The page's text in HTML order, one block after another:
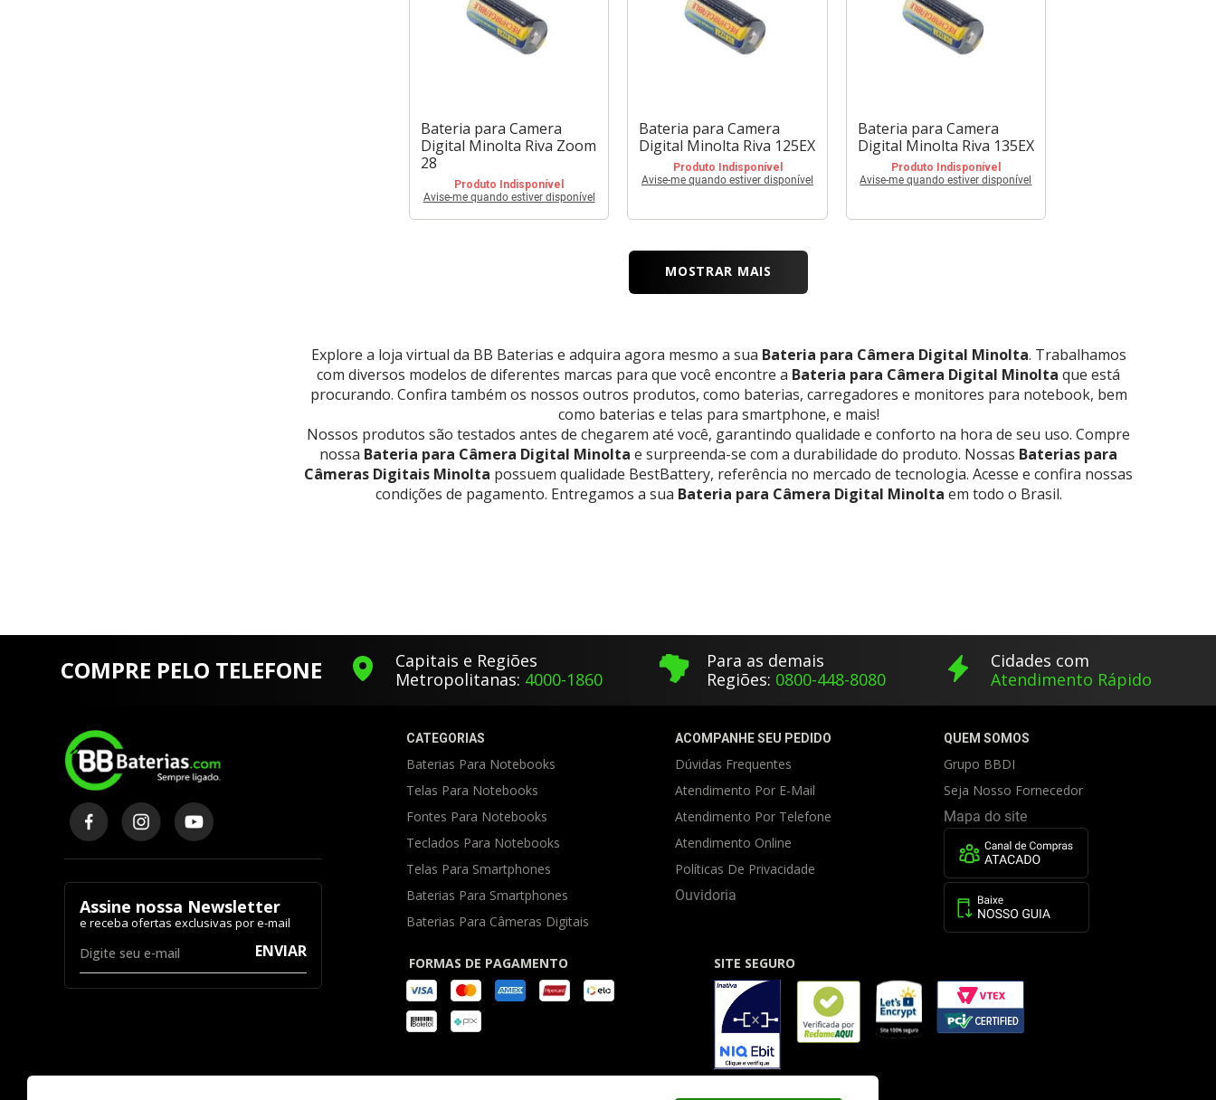
Bateria para Camera
Digital Minolta Riva Zoom
28
Produto Indisponível
Avise-me quando estiver disponível
Bateria para Camera
Digital Minolta Riva 125EX
Produto Indisponível
Avise-me quando estiver disponível
Bateria para Camera
Digital Minolta Riva 135EX
Produto Indisponível
Avise-me quando estiver disponível
MOSTRAR MAIS
Explore a loja virtual da BB Baterias e adquira agora mesmo a sua Bateria para Câmera Digital Minolta. Trabalhamos
com diversos modelos de diferentes marcas para que você encontre a Bateria para Câmera Digital Minolta que está
procurando. Confira também os nossos outros produtos, como baterias, carregadores e monitores para notebook, bem
como baterias e telas para smartphone, e mais!
Nossos produtos são testados antes de chegarem até você, garantindo qualidade e conforto na hora de seu uso. Compre
nossa Bateria para Câmera Digital Minolta e surpreenda-se com a durabilidade do produto. Nossas Baterias para
Câmeras Digitais Minolta possuem qualidade BestBattery, referência no mercado de tecnologia. Acesse e confira nossas
condições de pagamento. Entregamos a sua Bateria para Câmera Digital Minolta em todo o Brasil.
COMPRE PELO TELEFONE
Capitais e Regiões
Metropolitanas: 4000-1860
Para as demais
Regiões: 0800-448-8080
Cidades com
Atendimento Rápido
Assine nossa Newsletter
ENVIAR
CATEGORIAS
Baterias Para Notebooks
Telas Para Notebooks
Fontes Para Notebooks
Teclados Para Notebooks
Telas Para Smartphones
Baterias Para Smartphones
Baterias Para Câmeras Digitais
ACOMPANHE SEU PEDIDO
Dúvidas Frequentes
Atendimento Por E-Mail
Atendimento Por Telefone
Atendimento Online
Políticas De Privacidade
Ouvidoria
QUEM SOMOS
Grupo BBDI
Seja Nosso Fornecedor
Mapa do site
FORMAS DE PAGAMENTO SITE SEGURO